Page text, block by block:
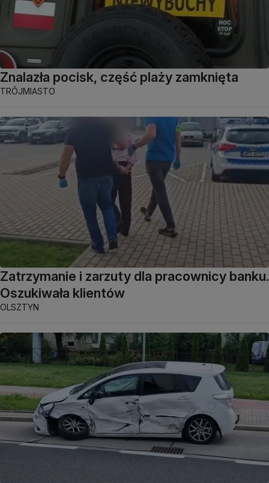
Znalazła pocisk, część plaży zamknięta
TRÓJMIASTO
Zatrzymanie i zarzuty dla pracownicy banku.
Oszukiwała klientów
OLSZTYN